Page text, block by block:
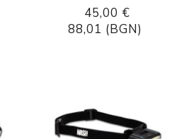
45,00 €
88,01 (BGN)